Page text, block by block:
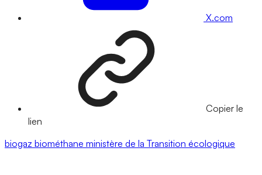
X.com
Copier le
lien
biogaz biométhane ministère de la Transition écologique